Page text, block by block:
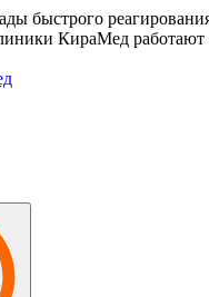
быстрого
КираМед работают